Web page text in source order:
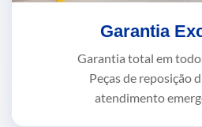
Garantia
Garantia total em
Peças de reposição
atendimento